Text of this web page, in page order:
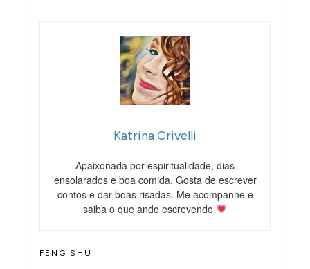
Katrina Crivelli
Apaixonada por espiritualidade, dias
ensolarados e boa comida. Gosta de escrever
contos e dar boas risadas. Me acompanhe e
saiba o que ando escrevendo
FENG SHUI